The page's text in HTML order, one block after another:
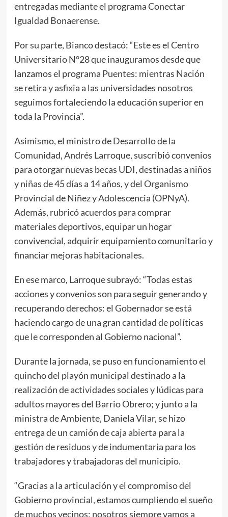
entregadas mediante el programa Conectar
Igualdad Bonaerense.
Por su parte, Bianco destacó: “Este es el Centro
Universitario N°28 que inauguramos desde que
lanzamos el programa Puentes: mientras Nación
se retira y asfixia a las universidades nosotros
seguimos fortaleciendo la educación superior en
toda la Provincia”.
Asimismo, el ministro de Desarrollo de la
Comunidad, Andrés Larroque, suscribió convenios
para otorgar nuevas becas UDI, destinadas a niños
y niñas de 45 días a 14 años, y del Organismo
Provincial de Niñez y Adolescencia (OPNyA).
Además, rubricó acuerdos para comprar
materiales deportivos, equipar un hogar
convivencial, adquirir equipamiento comunitario y
financiar mejoras habitacionales.
En ese marco, Larroque subrayó: “Todas estas
acciones y convenios son para seguir generando y
recuperando derechos: el Gobernador se está
haciendo cargo de una gran cantidad de políticas
que le corresponden al Gobierno nacional”.
Durante la jornada, se puso en funcionamiento el
quincho del playón municipal destinado a la
realización de actividades sociales y lúdicas para
adultos mayores del Barrio Obrero; y junto a la
ministra de Ambiente, Daniela Vilar, se hizo
entrega de un camión de caja abierta para la
gestión de residuos y de indumentaria para los
trabajadores y trabajadoras del municipio.
“Gracias a la articulación y el compromiso del
Gobierno provincial, estamos cumpliendo el sueño
de muchos vecinos: nosotros siempre vamos a